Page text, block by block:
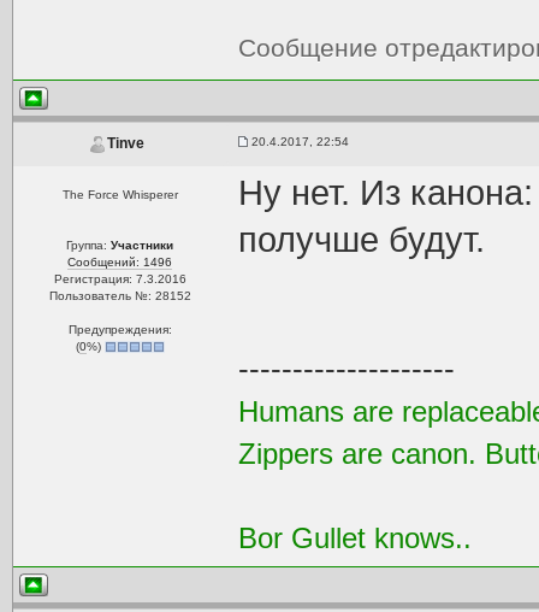
Сообщение
Tinve 20.4.2017, 22:54
The Force Whisperer
Группа:Участники
Сообщений: 1496
Регистрация: 7.3.2016
Пользователь №: 28152
Предупреждения:
(0%)
Ну нет. Из
получше будут.
--------------------
Humans are
Zippers are canon.
Bor Gullet knows..